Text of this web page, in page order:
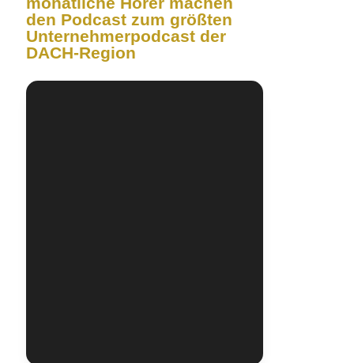
den Podcast zum größten
Unternehmerpodcast der
DACH-Region